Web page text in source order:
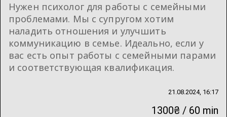
Нужен психолог для работы с семейными
проблемами. Мы с супругом хотим
наладить отношения и улучшить
коммуникацию в семье. Идеально, если у
вас есть опыт работы с семейными парами
и соответствующая квалификация.
21.08.2024, 16:17
1300₴ / 60 min